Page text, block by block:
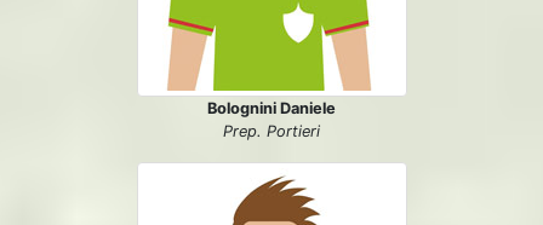
Bolognini Daniele
Prep. Portieri